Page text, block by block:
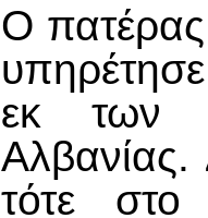
Ο
εκ των
Αλβανίας.
τότε